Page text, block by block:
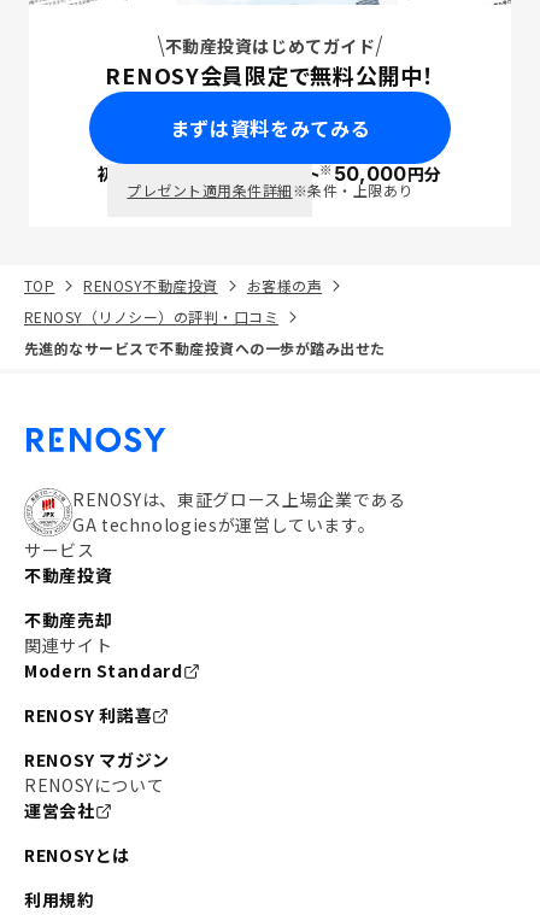
不動産投資はじめてガイド
RENOSY会員限定で無料公開中！
まずは資料をみてみる
初回面談で ポイント※50,000円分
プレゼント適用条件詳細※条件・上限あり
TOP RENOSY不動産投資
お客様の声
RENOSY（リノシー）の評判・口コミ
先進的なサービスで不動産投資への一歩が踏み出せた
RENOSYは、東証グロース上場企業である
GA technologiesが運営しています。
サービス
不動産投資
不動産売却
関連サイト
Modern Standard
RENOSY 利諾喜
RENOSY マガジン
RENOSYについて
運営会社
RENOSYとは
利用規約